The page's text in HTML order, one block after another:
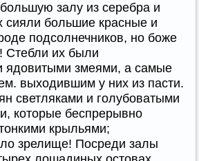
залу из серебра и
сияли большие красные и
подсолнечников, но боже
Стебли их были
ядовитыми змеями, а самые
выходившим у них из пасти.
светляками и голубоватыми
которые беспрерывно
крыльями;
зрелище! Посреди залы